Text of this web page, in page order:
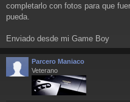
completarlo con fotos para que
pueda.
Enviado desde mi Game Boy
Parcero Maniaco
Veterano